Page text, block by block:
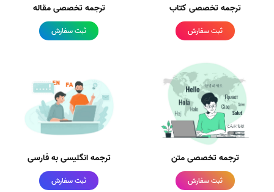
ترجمه تخصصی کتاب
ثبت سفارش
ترجمه تخصصی مقاله
ثبت سفارش
ترجمه تخصصی متن
ثبت سفارش
ترجمه انگلیسی به فارسی
ثبت سفارش